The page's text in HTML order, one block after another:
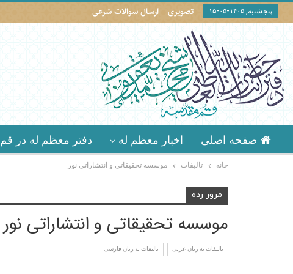
پنجشنبه, ۱۴۰۵-۰۵-۱۵ تصویری ارسال سوالات شرعی
صفحه اصلی اخبار معظم له دفتر معظم له در قم
خانه تالیفات موسسه تحقيقاتى و انتشاراتى نور
مرور رده
موسسه تحقيقاتى و انتشاراتى نور
تالیفات به زبان عربی تالیفات به زبان فارسی